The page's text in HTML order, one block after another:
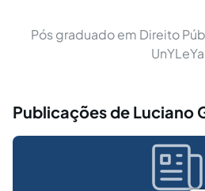
Pós graduado em Direito
UnYLeYa
Publicações de Luciano